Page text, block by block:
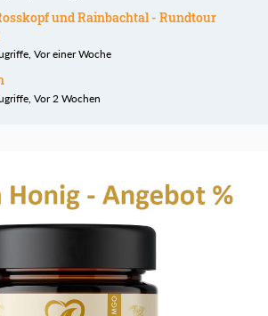
und Rainbachtal - Rundtour
Vor einer Woche
Vor 2 Wochen